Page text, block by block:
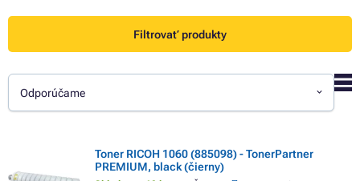
Filtrovať produkty
Odporúčame
Toner RICOH 1060 (885098) - TonerPartner
PREMIUM, black (čierny)